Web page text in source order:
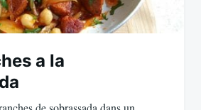
a la